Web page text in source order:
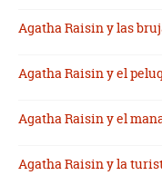
Agatha Raisin y las
Agatha Raisin y el
Agatha Raisin y el
Agatha Raisin y la